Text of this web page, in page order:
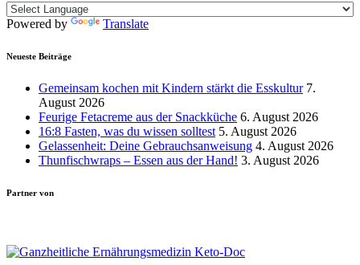
Powered by Translate
Neueste Beiträge
Gemeinsam kochen mit Kindern stärkt die Esskultur 7.
August 2026
Feurige Fetacreme aus der Snackküche 6. August 2026
16:8 Fasten, was du wissen solltest 5. August 2026
Gelassenheit: Deine Gebrauchsanweisung 4. August 2026
Thunfischwraps – Essen aus der Hand! 3. August 2026
Partner von